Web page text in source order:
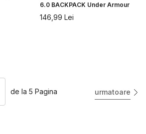
6.0 BACKPACK Under Armour
146,99 Lei
de la 5 Pagina urmatoare